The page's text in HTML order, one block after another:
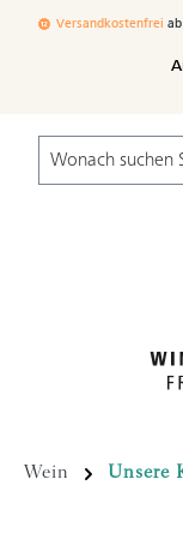
Zum Hauptinhalt
Versandkostenfrei
Wein Unsere